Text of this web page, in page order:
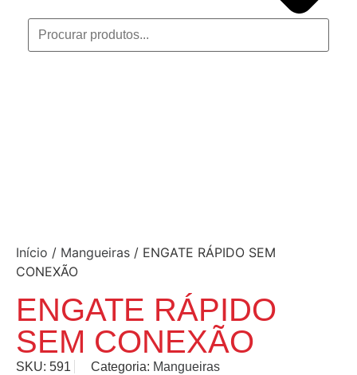
Início / Mangueiras / ENGATE RÁPIDO SEM
CONEXÃO
ENGATE RÁPIDO
SEM CONEXÃO
SKU: 591 Categoria: Mangueiras